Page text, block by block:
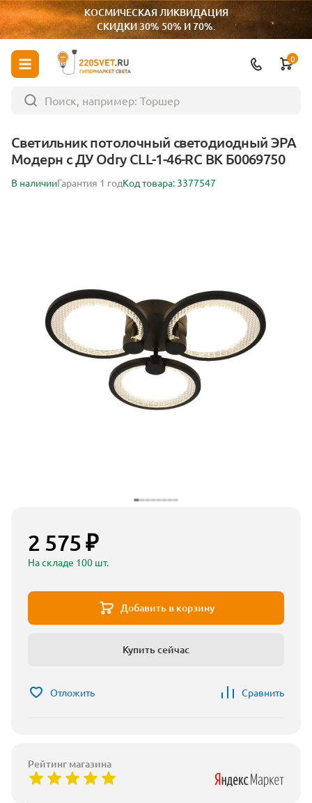
КОСМИЧЕСКАЯ ЛИКВИДАЦИЯ
СКИДКИ 30% 50% И 70%.
ГИПЕРМАРКЕТ СВЕТА
0
Светильник потолочный светодиодный ЭРА
Модерн с ДУ Odry CLL-1-46-RC BK Б0069750
В наличииГарантия 1 годКод товара: 3377547
2 575 ₽
На складе 100 шт.
Добавить в корзину
Купить сейчас
Отложить Сравнить
Рейтинг магазина